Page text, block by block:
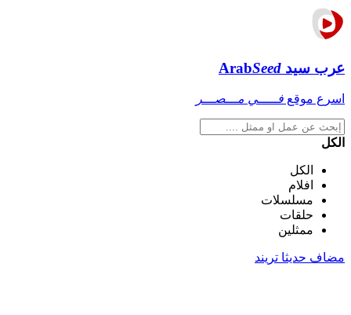
عرب سيد ArabSeed
اسرع موقع فـــــي مـــصـــر
الكل
الكل
افلام
مسلسلات
حلقات
ممثلين
مضاف حديثا تريند